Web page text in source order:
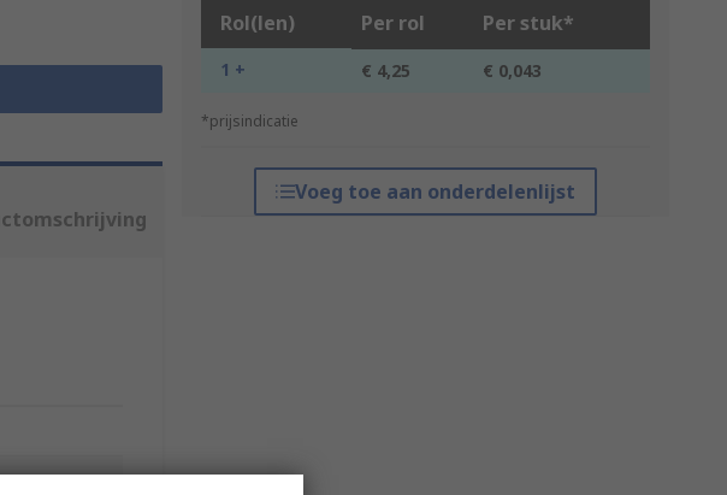
Rol(len) Per rol Per stuk*
1 + € 4,25 € 0,043
*prijsindicatie
Voeg toe aan onderdelenlijst